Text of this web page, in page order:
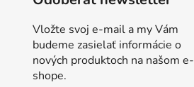
Vložte svoj e-mail a my Vám
budeme zasielať informácie o
nových produktoch na našom e-
shope.